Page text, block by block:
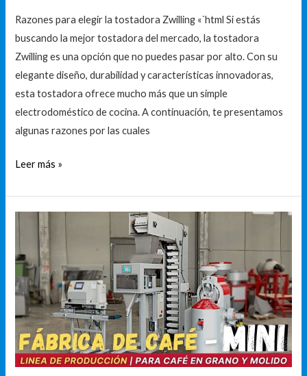
Razones para elegir la tostadora Zwilling «`html Si estás
buscando la mejor tostadora del mercado, la tostadora
Zwilling es una opción que no puedes pasar por alto. Con su
elegante diseño, durabilidad y características innovadoras,
esta tostadora ofrece mucho más que un simple
electrodoméstico de cocina. A continuación, te presentamos
algunas razones por las cuales
Leer más »
mejores
tostadoras
y
moledoras
de
café
para